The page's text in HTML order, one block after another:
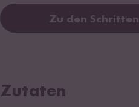
Zu den Schritten
Zutaten